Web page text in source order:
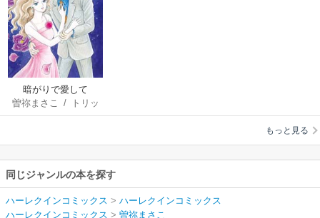
暗がりで愛して
曽祢まさこ
/
トリッ
シュ･モーリ
もっと見る
同じジャンルの本を探す
ハーレクインコミックス > ハーレクインコミックス
ハーレクインコミックス > 曽祢まさこ